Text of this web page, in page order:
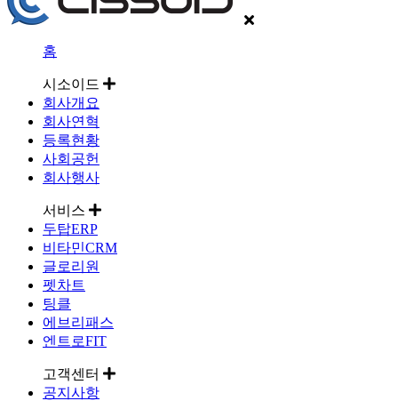
홈
시소이드
회사개요
회사연혁
등록현황
사회공헌
회사행사
서비스
두탑ERP
비타민CRM
글로리원
펫차트
팅클
에브리패스
엔트로FIT
고객센터
공지사항